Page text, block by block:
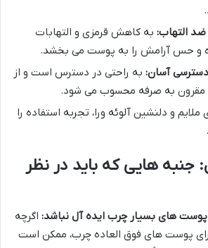
التهاب: به کاهش قرمزی و التهابات
و حس آرامش را به پوست می بخشد.
آسان: به راحتی در دسترس است و از
مقرون به صرفه محسوب می شود.
ملایم و دلنشین آلوئه ورا، تجربه استفاده را
جنبه هایی که باید در نظر
های بسیار چرب ایده آل نباشد: اگرچه
پوست های فوق العاده چرب، ممکن است